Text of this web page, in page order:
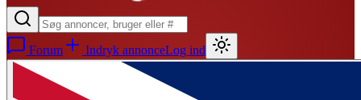
Forum Indryk annonceLog ind